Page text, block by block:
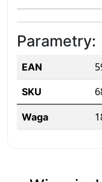
Parametry:
EAN
SKU
Waga